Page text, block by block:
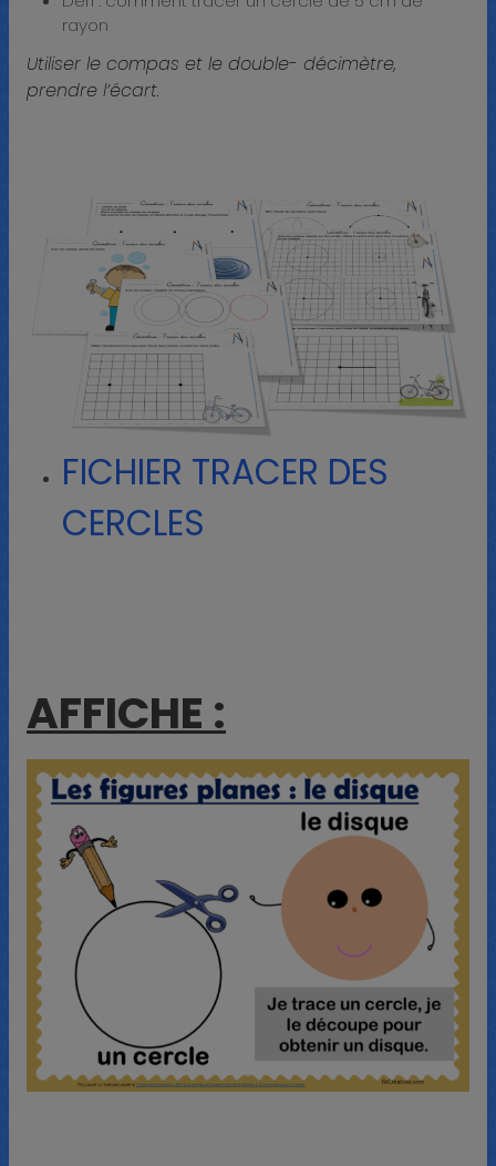
rayon
Utiliser le compas et le double- décimètre,
prendre l’écart.
FICHIER TRACER DES
CERCLES
AFFICHE :